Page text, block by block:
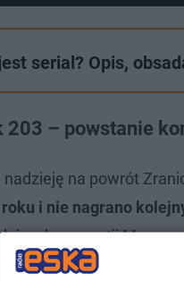
serial? Opis,
203 – powstanie
na powrót
i nie nagrano
perypetii Meryem